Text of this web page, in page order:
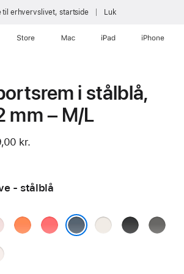
til erhvervslivet, startside Luk
Store Mac iPad iPhone
i stålblå,
mm – M/L
kr.
- stålblå
klementinguavapink stjerneskær
sort granitgrå